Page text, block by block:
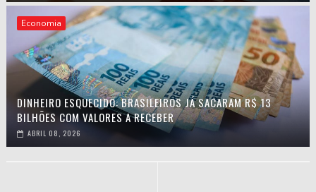
Economia
DINHEIRO ESQUECIDO: BRASILEIROS JÁ SACARAM R$ 13
BILHÕES COM VALORES A RECEBER
ABRIL 08, 2026